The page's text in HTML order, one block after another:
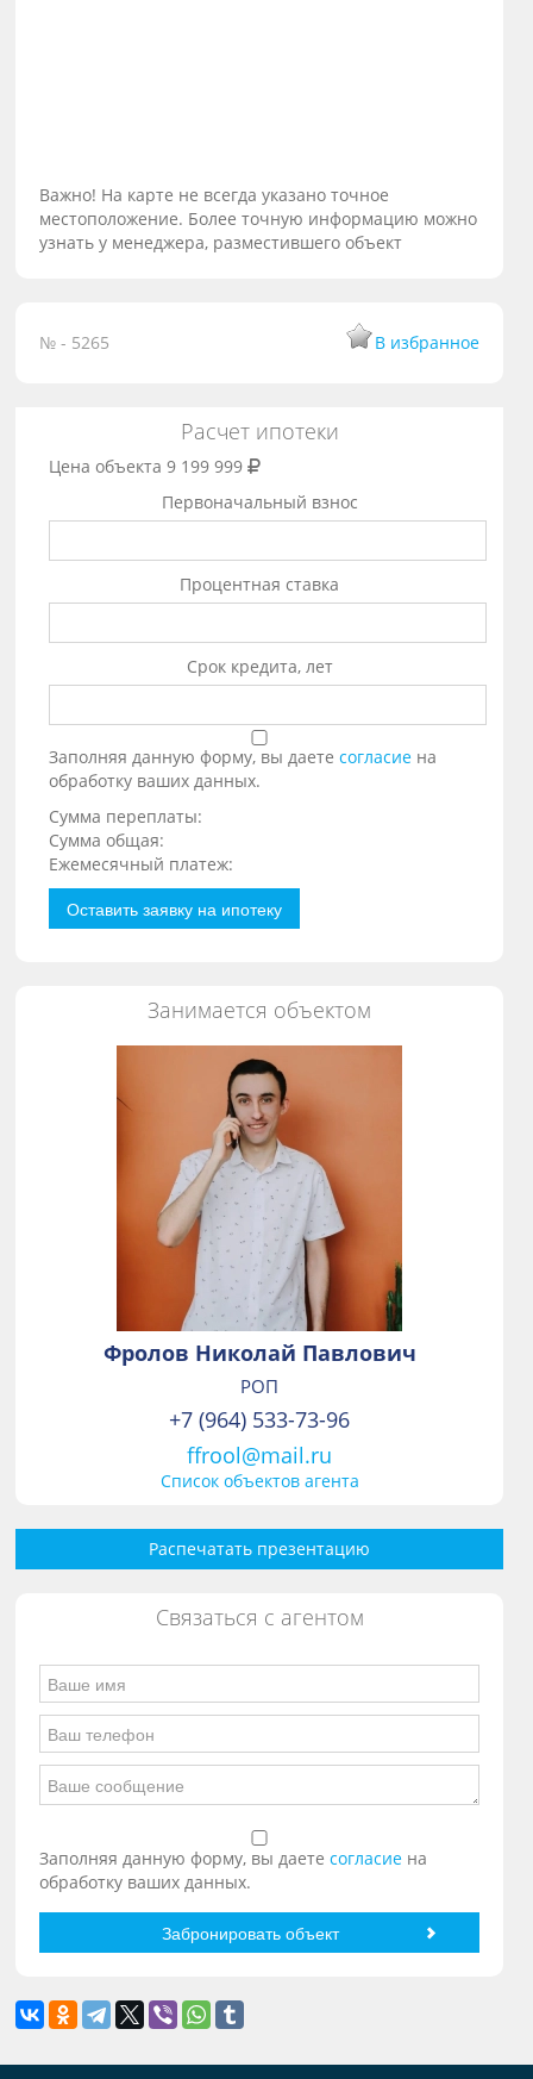
Важно! На карте не всегда указано точное
местоположение. Более точную информацию можно
узнать у менеджера, разместившего объект
№ - 5265 В избранное
Расчет ипотеки
Цена объекта 9 199 999
Первоначальный взнос
Процентная ставка
Срок кредита, лет
Заполняя данную форму, вы даетесогласие на
обработку ваших данных.
Сумма переплаты:
Сумма общая:
Ежемесячный платеж:
Оставить заявку на ипотеку
Занимается объектом
Фролов Николай Павлович
РОП
+7 (964) 533-73-96
ffrool@mail.ru
Список объектов агента
Распечатать презентацию
Связаться с агентом
Заполняя данную форму, вы даетесогласие на
обработку ваших данных.